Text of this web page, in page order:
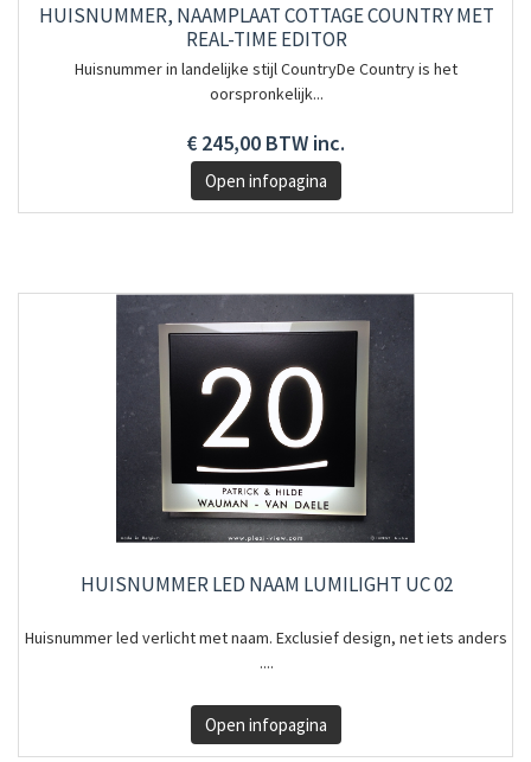
HUISNUMMER, NAAMPLAAT COTTAGE COUNTRY MET
REAL-TIME EDITOR
Huisnummer in landelijke stijl CountryDe Country is het
oorspronkelijk...
€ 245,00 BTW inc.
Open infopagina
HUISNUMMER LED NAAM LUMILIGHT UC 02
Huisnummer led verlicht met naam. Exclusief design, net iets anders
....
Open infopagina